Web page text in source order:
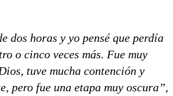
dos horas y yo pensé que perdía
o cinco veces más. Fue muy
tuve mucha contención y
pero fue una etapa muy oscura”,